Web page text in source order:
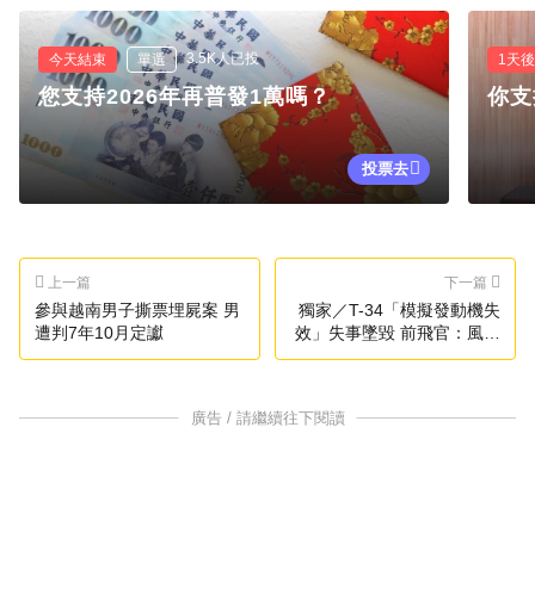
今天結束 單選 3.5K人已投
您支持2026年再普發1萬嗎？
投票去
1天
你
上一篇
參與越南男子撕票埋屍案 男
遭判7年10月定讞
下一篇
獨家／T-34「模擬發動機失
效」失事墜毀 前飛官：風險
高
廣告 / 請繼續往下閱讀